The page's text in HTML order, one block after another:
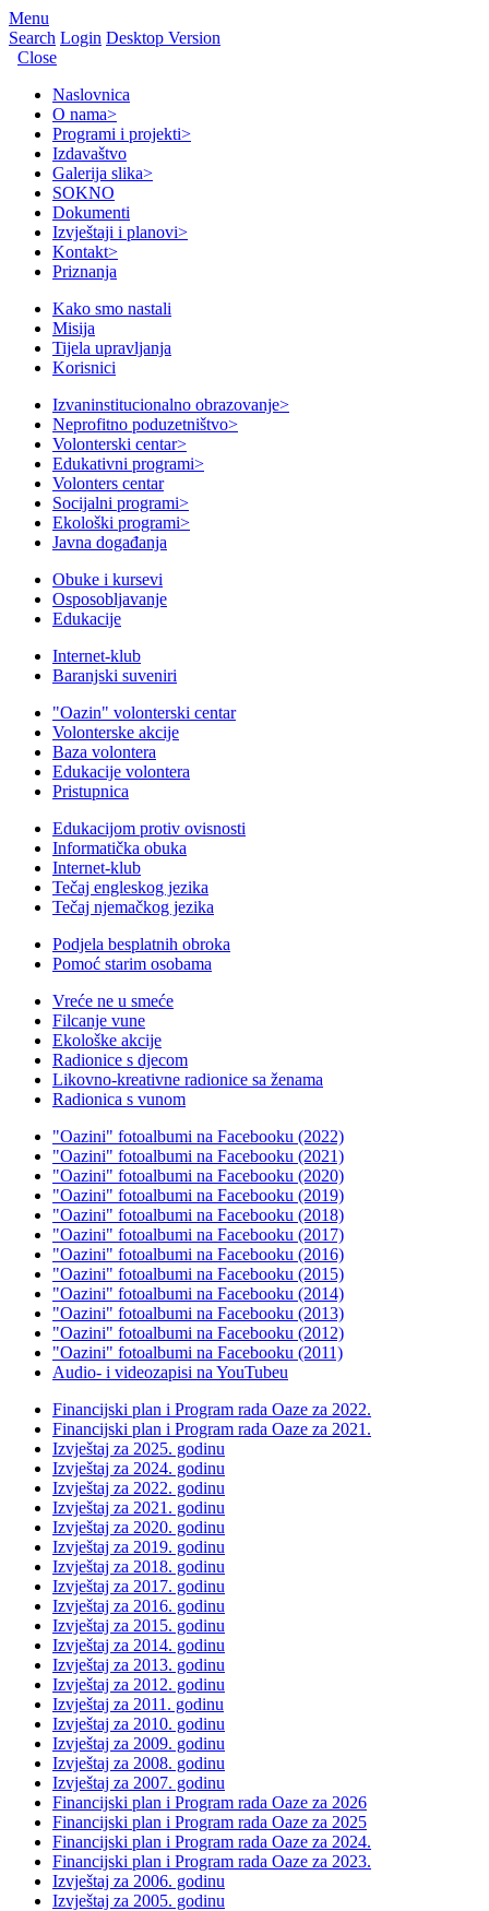
Menu
Search Login Desktop Version
Close
Naslovnica
O nama>
Programi i projekti>
Izdavaštvo
Galerija slika>
SOKNO
Dokumenti
Izvještaji i planovi>
Kontakt>
Priznanja
Kako smo nastali
Misija
Tijela upravljanja
Korisnici
Izvaninstitucionalno obrazovanje>
Neprofitno poduzetništvo>
Volonterski centar>
Edukativni programi>
Volonters centar
Socijalni programi>
Ekološki programi>
Javna događanja
Obuke i kursevi
Osposobljavanje
Edukacije
Internet-klub
Baranjski suveniri
"Oazin" volonterski centar
Volonterske akcije
Baza volontera
Edukacije volontera
Pristupnica
Edukacijom protiv ovisnosti
Informatička obuka
Internet-klub
Tečaj engleskog jezika
Tečaj njemačkog jezika
Podjela besplatnih obroka
Pomoć starim osobama
Vreće ne u smeće
Filcanje vune
Ekološke akcije
Radionice s djecom
Likovno-kreativne radionice sa ženama
Radionica s vunom
"Oazini" fotoalbumi na Facebooku (2022)
"Oazini" fotoalbumi na Facebooku (2021)
"Oazini" fotoalbumi na Facebooku (2020)
"Oazini" fotoalbumi na Facebooku (2019)
"Oazini" fotoalbumi na Facebooku (2018)
"Oazini" fotoalbumi na Facebooku (2017)
"Oazini" fotoalbumi na Facebooku (2016)
"Oazini" fotoalbumi na Facebooku (2015)
"Oazini" fotoalbumi na Facebooku (2014)
"Oazini" fotoalbumi na Facebooku (2013)
"Oazini" fotoalbumi na Facebooku (2012)
"Oazini" fotoalbumi na Facebooku (2011)
Audio- i videozapisi na YouTubeu
Financijski plan i Program rada Oaze za 2022.
Financijski plan i Program rada Oaze za 2021.
Izvještaj za 2025. godinu
Izvještaj za 2024. godinu
Izvještaj za 2022. godinu
Izvještaj za 2021. godinu
Izvještaj za 2020. godinu
Izvještaj za 2019. godinu
Izvještaj za 2018. godinu
Izvještaj za 2017. godinu
Izvještaj za 2016. godinu
Izvještaj za 2015. godinu
Izvještaj za 2014. godinu
Izvještaj za 2013. godinu
Izvještaj za 2012. godinu
Izvještaj za 2011. godinu
Izvještaj za 2010. godinu
Izvještaj za 2009. godinu
Izvještaj za 2008. godinu
Izvještaj za 2007. godinu
Financijski plan i Program rada Oaze za 2026
Financijski plan i Program rada Oaze za 2025
Financijski plan i Program rada Oaze za 2024.
Financijski plan i Program rada Oaze za 2023.
Izvještaj za 2006. godinu
Izvještaj za 2005. godinu